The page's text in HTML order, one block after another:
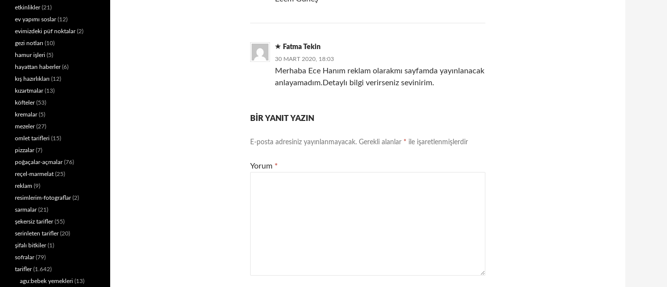
Fatma Tekin
30 MART 2020, 18:03
Merhaba Ece Hanım reklam olarakmı sayfamda yayınlanacak
anlayamadım.Detaylı bilgi verirseniz sevinirim.
BIR YANIT YAZIN
E-posta adresiniz yayınlanmayacak. Gerekli alanlar * ile işaretlenmişlerdir
Yorum *
etkinlikler(21)
ev yapımı soslar(12)
evimizdeki püf noktalar(2)
gezi notları (10)
hamur işleri (5)
hayattan haberler(6)
kış hazırlıkları (12)
kızartmalar(13)
köfteler(53)
kremalar(5)
mezeler(27)
omlet tarifleri (15)
pizzalar(7)
poğaçalar-açmalar(76)
reçel-marmelat (25)
reklam (9)
resimlerim-fotograflar(2)
sarmalar(21)
şekersiz tarifler(55)
serinleten tarifler(20)
şifalı bitkiler(1)
sofralar(79)
tarifler(1.642)
agu:bebek yemekleri (13)